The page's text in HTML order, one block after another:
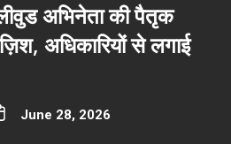
अभिनेता की पैतृक
अधिकारियों से लगाई
June 28, 2026